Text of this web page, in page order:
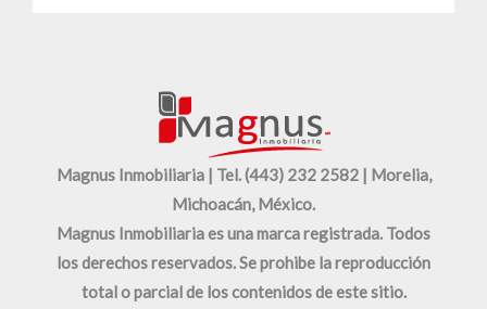
Magnus Inmobiliaria | Tel. (443) 232 2582 | Morelia,
Michoacán, México.
Magnus Inmobiliaria es una marca registrada. Todos
los derechos reservados. Se prohibe la reproducción
total o parcial de los contenidos de este sitio.